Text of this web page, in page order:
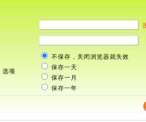
选项
不保存，关闭浏览器就失效
保存一天
保存一月
保存一年